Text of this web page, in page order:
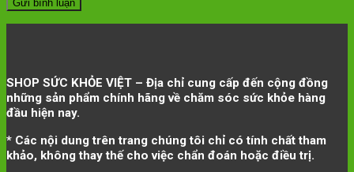
SHOP SỨC KHỎE VIỆT – Địa chỉ cung cấp đến cộng đồng
những sản phẩm chính hãng về chăm sóc sức khỏe hàng
đầu hiện nay.
* Các nội dung trên trang chúng tôi chỉ có tính chất tham
khảo, không thay thế cho việc chẩn đoán hoặc điều trị.